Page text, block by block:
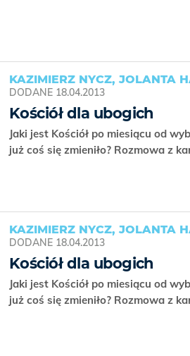
KAZIMIERZ NYCZ, JOLANTA
DODANE 18.04.2013
Kościół dla ubogich
Jaki jest Kościół po miesiącu od
już coś się zmieniło? Rozmowa z
KAZIMIERZ NYCZ, JOLANTA
DODANE 18.04.2013
Kościół dla ubogich
Jaki jest Kościół po miesiącu od
już coś się zmieniło? Rozmowa z